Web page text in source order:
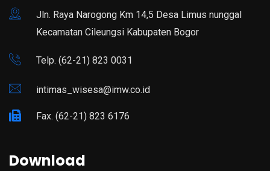
Jln. Raya Narogong Km 14,5 Desa Limus nunggal
Kecamatan Cileungsi Kabupaten Bogor
Telp. (62-21) 823 0031
intimas_wisesa@imw.co.id
Fax. (62-21) 823 6176
Download